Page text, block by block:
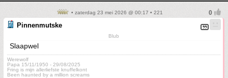
• zaterdag 23 mei 2026 @ 00:17 • 221
Pinnenmutske
Blub
Slaapwel
Werewolf
Papa 15/11/1950 - 29/08/2025
Fring is mijn allerliefste knuffelkont
Been haunted by a million screams